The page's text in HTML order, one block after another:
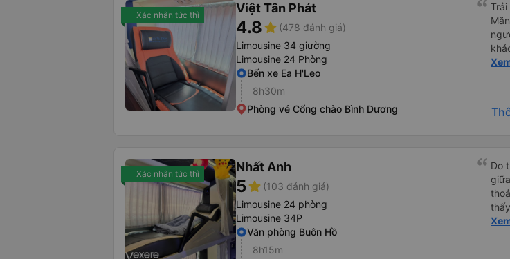
Xác nhận tức thì Việt Tân Phát
4.8star (478 đánh giá)
Limousine 34 giường
Limousine 24 Phòng
Bến xe Ea H'Leo
8h30m
Phòng vé Cổng chào Bình Dương
Xác nhận tức thì Nhất Anh
5star (103 đánh giá)
Limousine 24 phòng
Limousine 34P
Văn phòng Buôn Hồ
8h15m
Do